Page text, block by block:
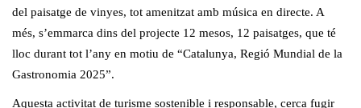
del paisatge de vinyes, tot amenitzat amb música en directe. A
més, s’emmarca dins del projecte 12 mesos, 12 paisatges, que té
lloc durant tot l’any en motiu de “Catalunya, Regió Mundial de la
Gastronomia 2025”.
Aquesta activitat de turisme sostenible i responsable, cerca fugir